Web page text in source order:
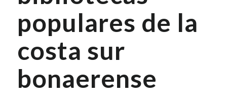
populares de la
costa sur
bonaerense